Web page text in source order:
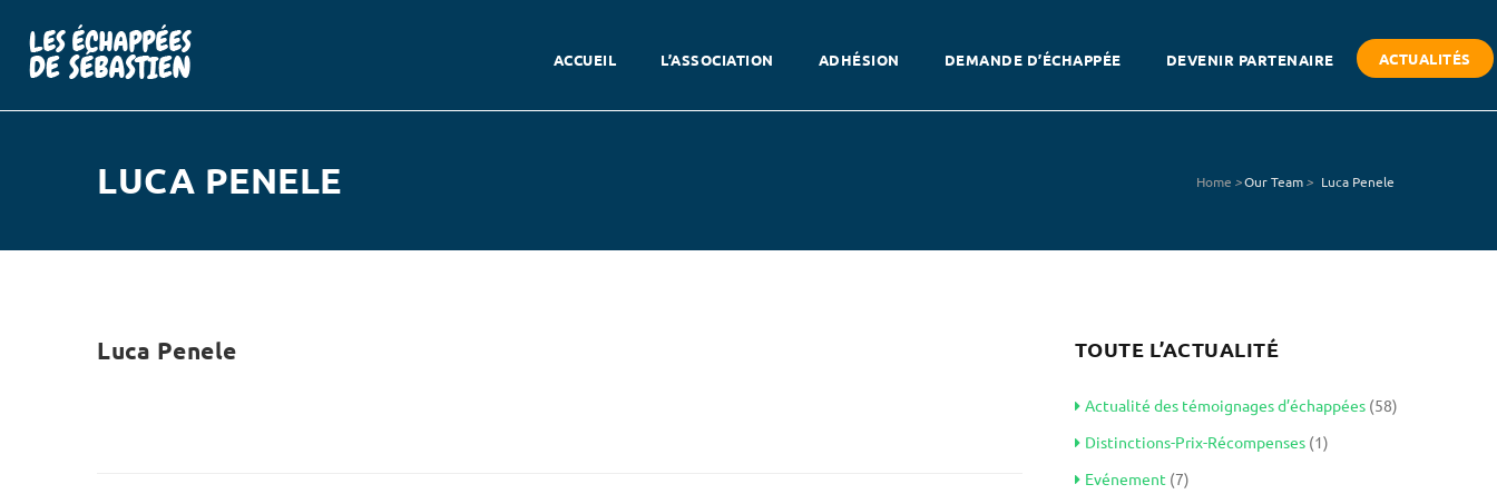
ACCUEIL L’ASSOCIATION ADHÉSION DEMANDE D’ÉCHAPPÉE DEVENIR PARTENAIRE ACTUALITÉS
LUCA PENELE Home >Our Team> Luca Penele
Luca Penele TOUTE L’ACTUALITÉ
Actualité des témoignages d’échappées(58)
Distinctions-Prix-Récompenses(1)
Evénement (7)